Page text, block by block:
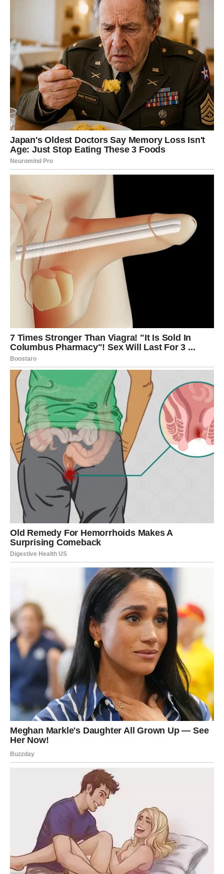
Do kraja godine mnogi Blizanci mogli bi napraviti veliki
korak naprijed kada je posao u pitanju.
Iako ste u posljednje vrijeme često imali osjećaj da se
trudite više od drugih, a da rezultati kasne, sada dolazi
vrijeme kada će vaš rad konačno biti primijećen.
Moguće su velike promjene povezane sa poslom, novim
projektima, važnim kontaktima ili odlukama koje će vam
otvoriti vrata mnogo stabilnije budućnosti.
Posebno će sreće imati Blizanci koji planiraju pokrenuti
nešto novo ili već dugo razmišljaju o velikoj životnoj
Zvijezde vam poručuju da ne sumnjate toliko u sebe jer
upravo sada imate priliku pokazati koliko vrijedite.
NOVAC – FINANSIJSKO
OLAKŠANJE STIŽE KADA GA
NAJMANJE OČEKUJETE
Kada su finansije u pitanju, pred vama je mnogo bolji
period nego ranije.
Mnogi Blizanci će do kraja godine uspjeti riješiti problem
koji ih dugo opterećuje.
Moguć je dodatni izvor zarade, novac koji dolazi
neočekivano ili veoma važna promjena koja će vam
pomoći da konačno osjetite sigurnost.
Ono što će vas posebno iznenaditi jeste činjenica da će
se neke stvari početi rješavati mnogo brže nego što
trenutno mislite.
Zvijezde vam poručuju da budete mudri s novcem, ali i da
konačno počnete vjerovati da zaslužujete mnogo više.
JEDNA ISTINA ĆE VAM
PROMIJENITI POGLED NA SVE
Do kraja godine mogli biste saznati nešto veoma važno.
koje ćete konačno shvatiti kome zaista možete vjerovati.
Iako bi vas istina na početku mogla iznenaditi, kasnije
ćete shvatiti da vam je bila potrebna kako biste nastavili
dalje bez tereta i sumnji.
Mnogi Blizanci će tokom ovog perioda konačno prestati
trošiti energiju na ljude koji ih ne zaslužuju.